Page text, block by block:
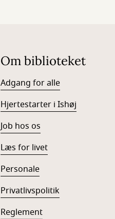
Om biblioteket
Adgang for alle
Hjertestarter i Ishøj
Job hos os
Læs for livet
Personale
Privatlivspolitik
Reglement